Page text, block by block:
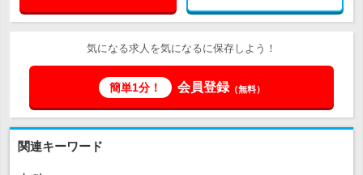
気になる求人を気になるに保存しよう！
簡単1分！ 会員登録（無料）
関連キーワード